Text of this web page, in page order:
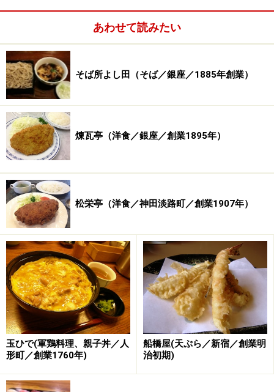
っています。では、船橋屋創業の明治初期とはどんな時
ランチサービスメニューの置き看板
明治と言えば、武士の時代から近代国家へと歩みを進め
た、大きな変革期。西洋化を徐々に取り込んでいきま
す。洋服や背広、靴や傘など、今では当たり前の“装
い”が、一から変貌していくのが明治初期のことです。チ
ョンマゲ頭からザンギリ頭というのも、見た目にも大き
な変化ですね。明治時代になって一気に髪型や洋装が広
まったわけではなく、官僚や華族といった一部の人たち
から長い時間をかけ徐々に庶民に浸透、変化していった
ことが伝えられています。
あわせて読みたい
そば所よし田（そば／銀座／1885年創業）
煉瓦亭（洋食／銀座／創業1895年）
松栄亭（洋食／神田淡路町／創業1907年）
玉ひで(軍鶏料理、親子丼／人
形町／創業1760年)
船橋屋(天ぷら／新宿／創業明
治初期)